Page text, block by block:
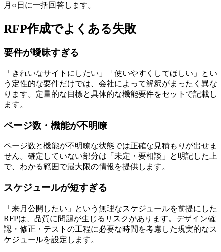
月○日に一括回答します。
RFP作成でよくある失敗
要件が曖昧すぎる
「きれいなサイトにしたい」「使いやすくしてほしい」とい
う定性的な要件だけでは、会社によって解釈がまったく異な
ります。定量的な目標と具体的な機能要件をセットで記載し
ます。
ページ数・機能が不明瞭
ページ数と機能が不明瞭な状態では正確な見積もりが出せま
せん。確定していない部分は「未定・要相談」と明記した上
で、わかる範囲で最大限の情報を提供します。
スケジュールが短すぎる
「来月公開したい」という無理なスケジュールを前提にした
RFPは、品質に問題が生じるリスクがあります。デザイン確
認・修正・テストの工程に必要な時間を考慮した現実的なス
ケジュールを設定します。